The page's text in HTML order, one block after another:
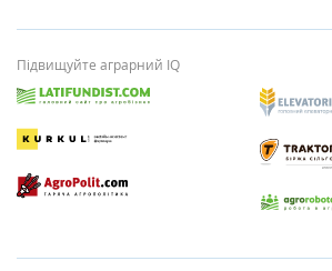
Підвищуйте аграрний IQ